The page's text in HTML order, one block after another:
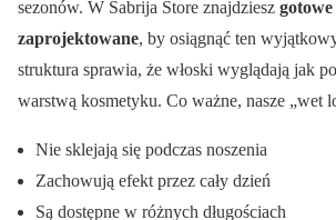
sezonów. W Sabrija Store znajdziesz gotowe
zaprojektowane, by osiągnąć ten
struktura sprawia, że włoski wyglądają jak
warstwą kosmetyku. Co ważne, nasze „wet
Nie sklejają się podczas noszenia
Zachowują efekt przez cały dzień
Są dostępne w różnych długościach